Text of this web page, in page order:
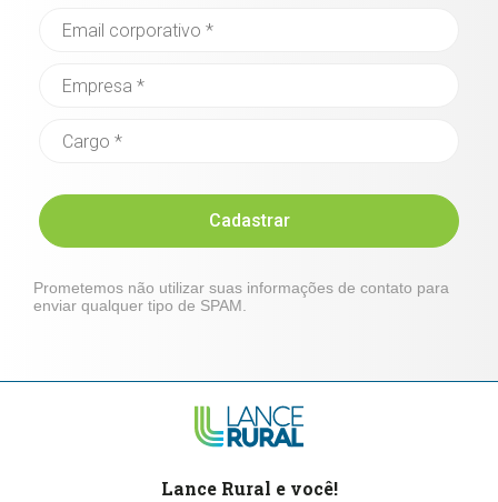
Cadastrar
Prometemos não utilizar suas informações de contato para
enviar qualquer tipo de SPAM.
Lance Rural e você!